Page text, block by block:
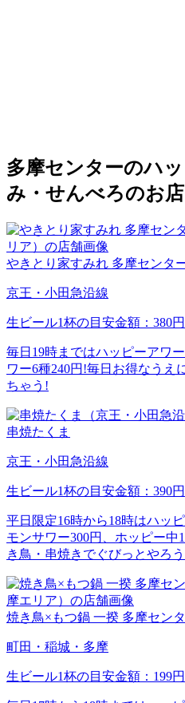
多摩センターのハ
み・せんべろのお店
やきとり家すみれ 多摩センタ
京王・小田急沿線
生ビール1杯の目安金額：380円
毎日19時まではハッピーアワ
ワー6種240円!毎日お得なうえ
ちゃう!
串焼たくま
京王・小田急沿線
生ビール1杯の目安金額：390円
平日限定16時から18時はハッ
モンサワー300円、ホッピー
き鳥・串焼きでぐびっとやろ
焼き鳥×もつ鍋 一揆 多摩セン
町田・稲城・多摩
生ビール1杯の目安金額：199円